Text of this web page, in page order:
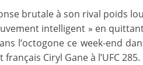
brutale à son rival poids
intelligent » en quittant
l’octogone ce week-end
Ciryl Gane à l’UFC 285.